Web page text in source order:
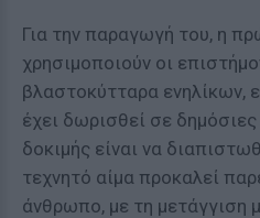
Για την παραγωγή του, η
χρησιμοποιούν οι
βλαστοκύτταρα ενηλίκων,
έχει δωρισθεί σε
δοκιμής είναι να
τεχνητό αίμα προκαλεί
άνθρωπο, με τη μετάγγιση